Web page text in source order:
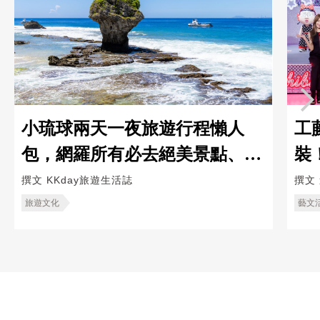
小琉球兩天一夜旅遊行程懶人
包，網羅所有必去絕美景點、戶
外活動
撰文 KKday旅遊生活誌
旅遊文化
工
裝
原
撰文
藝文